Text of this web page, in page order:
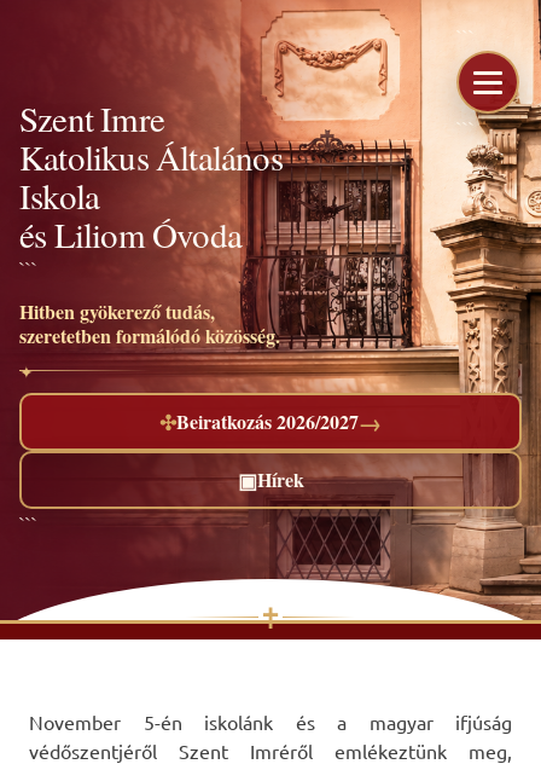
```
```
Szent Imre
Katolikus Általános
Iskola
és Liliom Óvoda
```
Hitben gyökerező tudás,
szeretetben formálódó közösség.
✣Beiratkozás 2026/2027→
▣Hírek
```
✝
November 5-én iskolánk és a magyar ifjúság
védőszentjéről Szent Imréről emlékeztünk meg,